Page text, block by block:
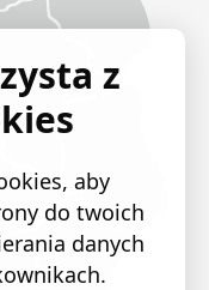
z
aby
do twoich
danych